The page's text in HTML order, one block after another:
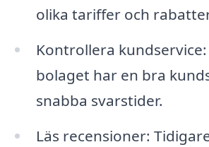
olika tariffer och
Kontrollera
bolaget har en bra
snabba svarstider.
Läs recensioner: